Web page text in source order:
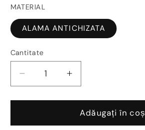
MATERIAL
ALAMA ANTICHIZATA
Cantitate
Reduceți
cantitatea
pentru
faianta
Creșteți
cantitatea
pentru
Coltar
faianta
Adăugați în coș